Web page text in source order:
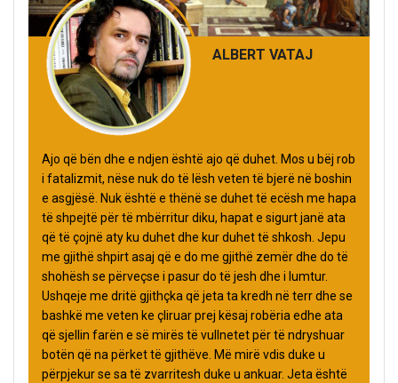
ALBERT VATAJ
Ajo që bën dhe e ndjen është ajo që duhet. Mos u bëj rob
i fatalizmit, nëse nuk do të lësh veten të bjerë në boshin
e asgjësë. Nuk është e thënë se duhet të ecësh me hapa
të shpejtë për të mbërritur diku, hapat e sigurt janë ata
që të çojnë aty ku duhet dhe kur duhet të shkosh. Jepu
me gjithë shpirt asaj që e do me gjithë zemër dhe do të
shohësh se përveçse i pasur do të jesh dhe i lumtur.
Ushqeje me dritë gjithçka që jeta ta kredh në terr dhe se
bashkë me veten ke çliruar prej kësaj robëria edhe ata
që sjellin farën e së mirës të vullnetet për të ndryshuar
botën që na përket të gjithëve. Më mirë vdis duke u
përpjekur se sa të zvarritesh duke u ankuar. Jeta është